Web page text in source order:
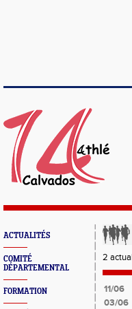
ACTUALITÉS
COMITÉ
DÉPARTEMENTAL
FORMATION
2
11/06
03/06